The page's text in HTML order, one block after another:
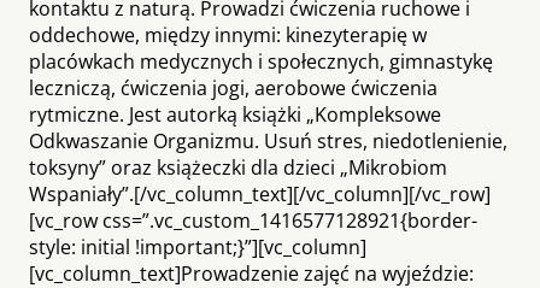
kontaktu z naturą. Prowadzi ćwiczenia ruchowe i
oddechowe, między innymi: kinezyterapię w
placówkach medycznych i społecznych, gimnastykę
leczniczą, ćwiczenia jogi, aerobowe ćwiczenia
rytmiczne. Jest autorką książki „Kompleksowe
Odkwaszanie Organizmu. Usuń stres, niedotlenienie,
toksyny” oraz książeczki dla dzieci „Mikrobiom
Wspaniały”.[/vc_column_text][/vc_column][/vc_row]
[vc_row css=”.vc_custom_1416577128921{border-
style: initial !important;}”][vc_column]
[vc_column_text]Prowadzenie zajęć na wyjeździe: